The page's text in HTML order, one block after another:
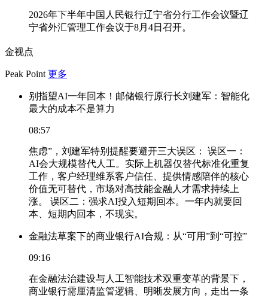
2026年下半年中国人民银行辽宁省分行工作会议暨辽
宁省外汇管理工作会议于8月4日召开。
金视点
Peak Point 更多
别指望AI一年回本！邮储银行原行长刘建军：智能化
最大的成本不是算力
08:57
焦虑”，刘建军特别提醒要避开三大误区： 误区一：
AI会大规模替代人工。实际上机器仅替代标准化重复
工作，客户经理维系客户信任、提供情感陪伴的核心
价值无可替代，市场对高技能金融人才需求持续上
涨。 误区二：强求AI投入短期回本。一年内就要回
本、短期内回本，不现实。
金融法草案下的商业银行AI合规：从“可用”到“可控”
09:16
在金融法治建设与人工智能技术双重变革的背景下，
商业银行需厘清监管逻辑、明晰发展方向，走出一条